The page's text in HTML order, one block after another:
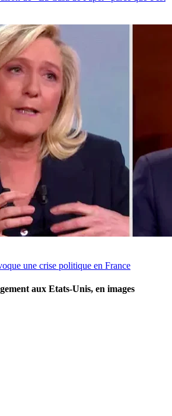
une crise politique en France
aux Etats-Unis, en images